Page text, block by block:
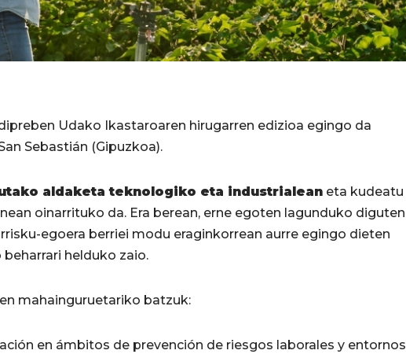
Udako Ikastaroaren hirugarren edizioa egingo da
Sebastián (Gipuzkoa).
aldaketa teknologiko eta industrialean eta kudeatu
oinarrituko da. Era berean, erne egoten lagunduko diguten
egoera berriei modu eraginkorrean aurre egingo dieten
helduko zaio.
mahainguruetariko batzuk:
en ámbitos de prevención de riesgos laborales y entornos